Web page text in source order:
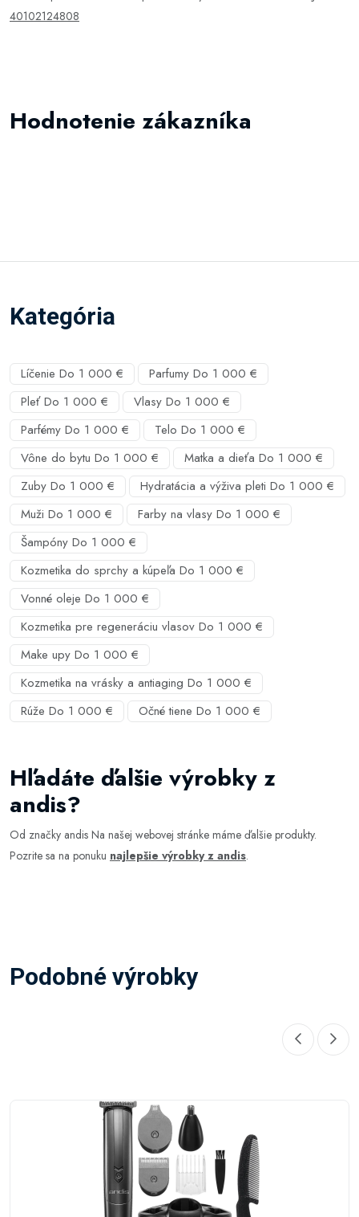
40102124808
Hodnotenie zákazníka
Kategória
Líčenie Do 1 000 €
Parfumy Do 1 000 €
Pleť Do 1 000 €
Vlasy Do 1 000 €
Parfémy Do 1 000 €
Telo Do 1 000 €
Vône do bytu Do 1 000 €
Matka a dieťa Do 1 000 €
Zuby Do 1 000 €
Hydratácia a výživa pleti Do 1 000 €
Muži Do 1 000 €
Farby na vlasy Do 1 000 €
Šampóny Do 1 000 €
Kozmetika do sprchy a kúpeľa Do 1 000 €
Vonné oleje Do 1 000 €
Kozmetika pre regeneráciu vlasov Do 1 000 €
Make upy Do 1 000 €
Kozmetika na vrásky a antiaging Do 1 000 €
Rúže Do 1 000 €
Očné tiene Do 1 000 €
Hľadáte ďalšie výrobky z
andis?
Od značky andis Na našej webovej stránke máme ďalšie produkty.
Pozrite sa na ponuku najlepšie výrobky z andis.
Podobné výrobky